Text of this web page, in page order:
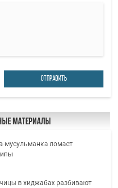
ОТПРАВИТЬ
материалы
мусульманка ломает
в хиджабах разбивают